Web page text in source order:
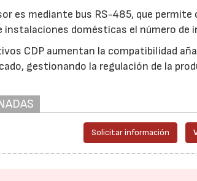
es mediante bus RS-485, que
instalaciones domésticas el número de
CDP aumentan la compatibilidad
gestionando la regulación de la
Solicitar información
23/07/2026